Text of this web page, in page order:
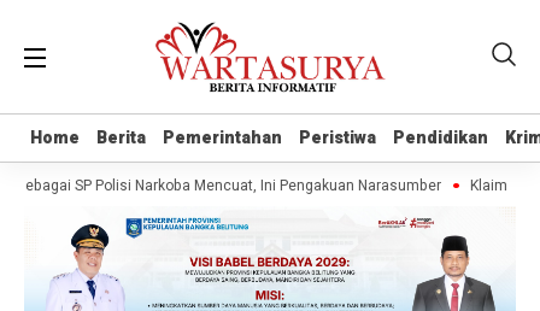
Home Berita Pemerintahan Peristiwa Pendidikan
Home Berita Pemerintahan Peristiwa Pendidikan
SP Polisi Narkoba Mencuat, Ini Pengakuan Narasumber Klaim